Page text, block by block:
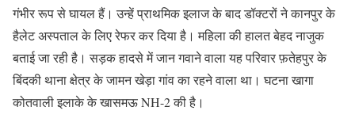
गंभीर रूप से घायल हैं। उन्हें प्राथमिक इलाज के बाद डॉक्टरों ने कानपुर के
हैलेट अस्पताल के लिए रेफर कर दिया है। महिला की हालत बेहद नाजुक
बताई जा रही है। सड़क हादसे में जान गवाने वाला यह परिवार फ़तेहपुर के
बिंदकी थाना क्षेत्र के जामन खेड़ा गांव का रहने वाला था। घटना खागा
कोतवाली इलाके के खासमऊ NH-2 की है।